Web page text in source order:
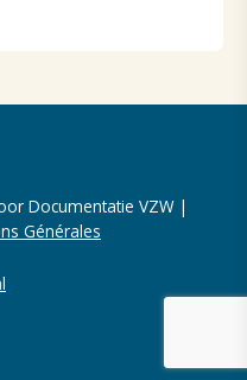
Documentatie VZW |
Générales